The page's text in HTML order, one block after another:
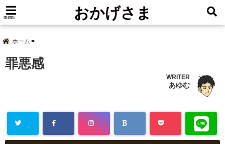
menu おかげさま
ホーム
罪悪感
WRITER
あゆむ